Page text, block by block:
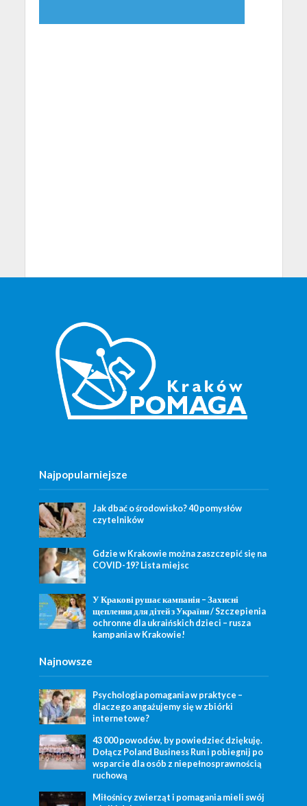
Najpopularniejsze
Jak dbać o środowisko? 40 pomysłów
czytelników
Gdzie w Krakowie można zaszczepić się na
COVID-19? Lista miejsc
У Кракові рушає кампанія – Захисні
щеплення для дітей з України / Szczepienia
ochronne dla ukraińskich dzieci – rusza
kampania w Krakowie!
Najnowsze
Psychologia pomagania w praktyce –
dlaczego angażujemy się w zbiórki
internetowe?
43 000 powodów, by powiedzieć dziękuję.
Dołącz Poland Business Run i pobiegnij po
wsparcie dla osób z niepełnosprawnością
ruchową
Miłośnicy zwierząt i pomagania mieli swój